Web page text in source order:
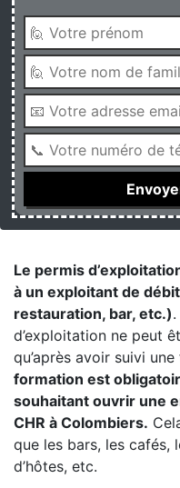
Le permis
à un exploitant de
restauration, bar, etc.)
d’exploitation ne peut
qu’après avoir suivi
formation est
souhaitant ouvrir une
CHR à Colombiers.
que les bars, les cafés,
d’hôtes, etc.